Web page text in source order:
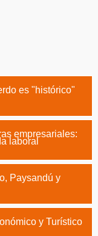
es "histórico"
empresariales:
laboral
Paysandú y
y Turístico